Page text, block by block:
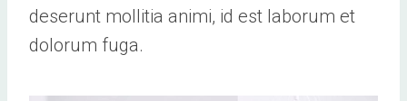
deserunt mollitia animi, id est laborum et
dolorum fuga.